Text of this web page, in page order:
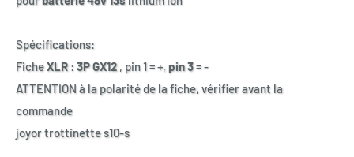
Spécifications:
FicheXLR: 3P GX12, pin 1 = +, pin 3= -
ATTENTION à la polarité de la fiche, vérifier avant la
commande
joyor trottinette s10-s